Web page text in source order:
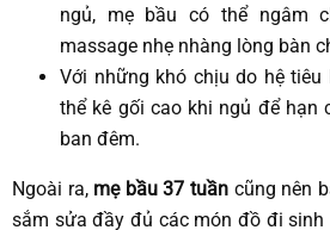
ngủ, mẹ bầu có thể ngâm
massage nhẹ nhàng lòng bàn
Với những khó chịu do hệ tiêu
thể kê gối cao khi ngủ để hạn
ban đêm.
Ngoài ra, mẹ bầu 37 tuần cũng nên
sắm sửa đầy đủ các món đồ đi sinh